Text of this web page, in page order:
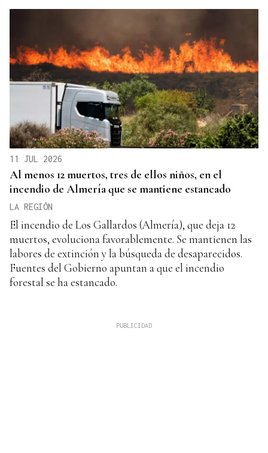
11 JUL 2026
Al menos 12 muertos, tres de ellos niños, en el
incendio de Almería que se mantiene estancado
LA REGIÓN
El incendio de Los Gallardos (Almería), que deja 12
muertos, evoluciona favorablemente. Se mantienen las
labores de extinción y la búsqueda de desaparecidos.
Fuentes del Gobierno apuntan a que el incendio
forestal se ha estancado.